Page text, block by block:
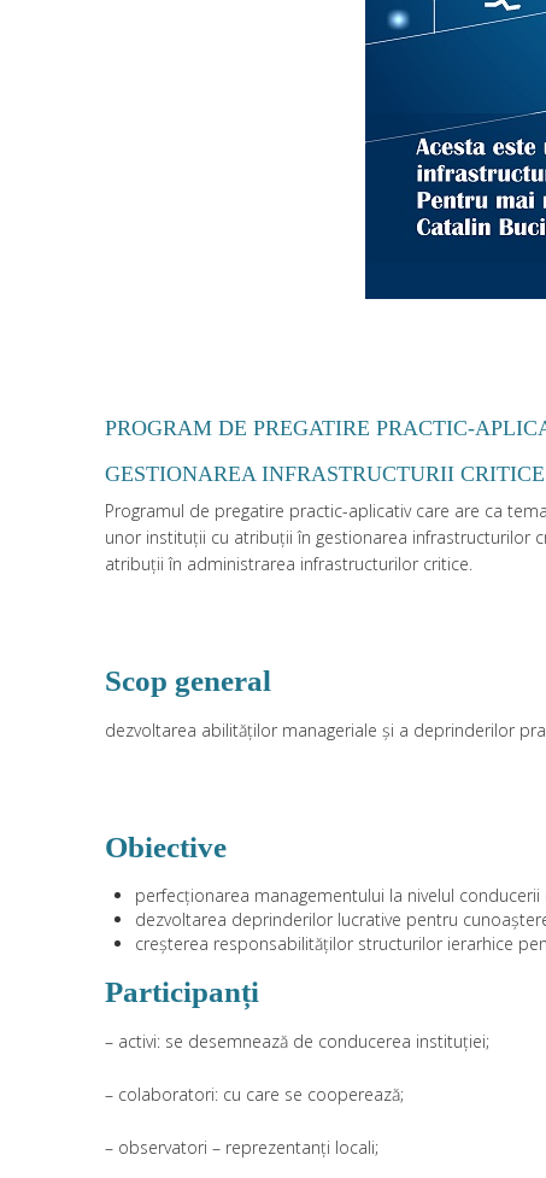
PROGRAM DE PREGATIRE PRACTIC-
GESTIONAREA INFRASTRUCTURII CRITICE
Programul de pregatire practic-aplicativ care are ca
unor instituții cu atribuții în gestionarea infrastructurilor
atribuții în administrarea infrastructurilor critice.
Scop general
dezvoltarea abilităților manageriale și a deprinderilor
Obiective
perfecționarea managementului la nivelul conducerii
dezvoltarea deprinderilor lucrative pentru
creșterea responsabilităților structurilor ierarhice
Participanți
– activi: se desemnează de conducerea instituției;
– colaboratori: cu care se cooperează;
– observatori – reprezentanți locali;